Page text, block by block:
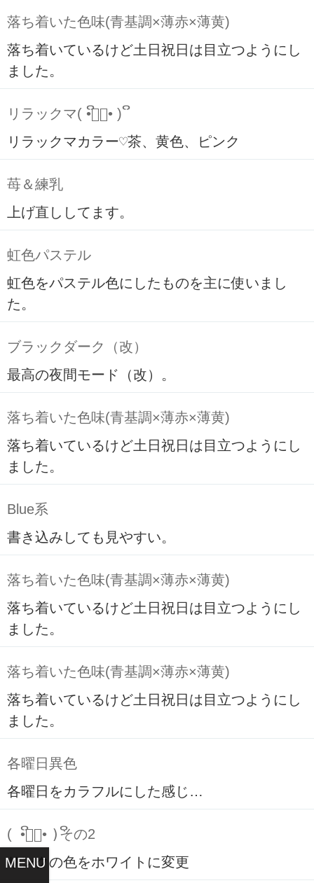
MENU
落ち着いた色味(青基調×薄赤×薄黄)
落ち着いているけど土日祝日は目立つようにし
ました。
リラックマ( ິ•ᆺ⃘• )ິ
リラックマカラー♡茶、黄色、ピンク
苺＆練乳
上げ直ししてます。
虹色パステル
虹色をパステル色にしたものを主に使いまし
た。
ブラックダーク（改）
最高の夜間モード（改）。
落ち着いた色味(青基調×薄赤×薄黄)
落ち着いているけど土日祝日は目立つようにし
ました。
Blue系
書き込みしても見やすい。
落ち着いた色味(青基調×薄赤×薄黄)
落ち着いているけど土日祝日は目立つようにし
ました。
落ち着いた色味(青基調×薄赤×薄黄)
落ち着いているけど土日祝日は目立つようにし
ました。
各曜日異色
各曜日をカラフルにした感じ…
( ິ•ᆺ⃘• )ິその2
リンクの色をホワイトに変更